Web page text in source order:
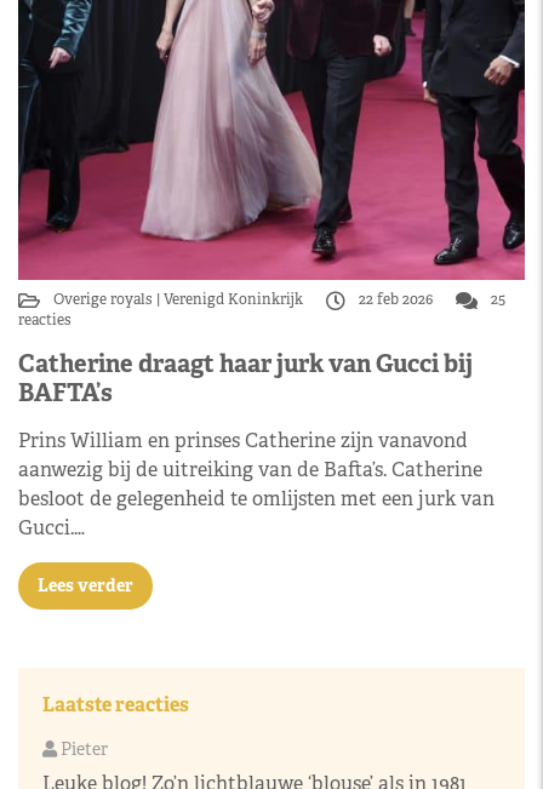
Overige royals Verenigd Koninkrijk 22 feb 2026
25
reacties
Catherine draagt haar jurk van Gucci bij
BAFTA’s
Prins William en prinses Catherine zijn vanavond
aanwezig bij de uitreiking van de Bafta’s. Catherine
besloot de gelegenheid te omlijsten met een jurk van
Gucci.…
Lees verder
Laatste reacties
Pieter
Leuke blog! Zo’n lichtblauwe ‘blouse’ als in 1981